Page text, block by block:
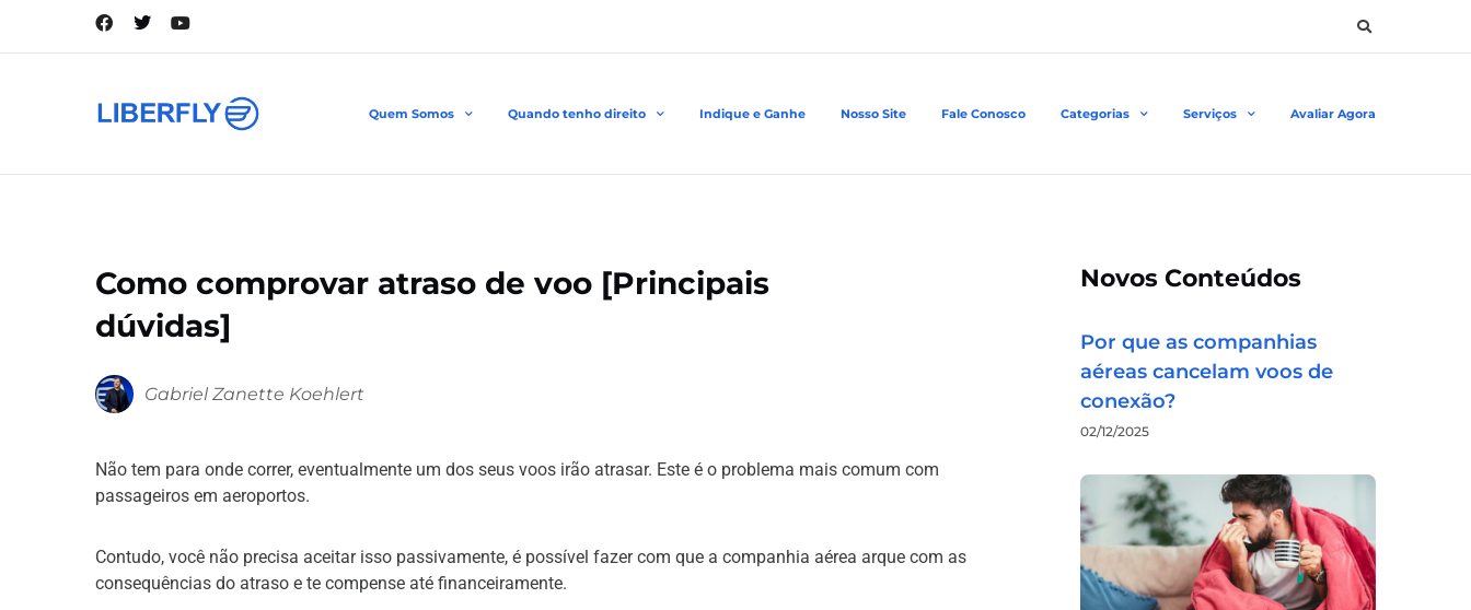
Quem Somos Quando tenho direito Indique e Ganhe Nosso Site Fale Conosco Categorias Serviços Avaliar Agora
Como comprovar atraso de voo [Principais
dúvidas]
Gabriel Zanette Koehlert
Não tem para onde correr, eventualmente um dos seus voos irão atrasar. Este é o problema mais comum com
passageiros em aeroportos.
Contudo, você não precisa aceitar isso passivamente, é possível fazer com que a companhia aérea arque com as
consequências do atraso e te compense até financeiramente.
Novos Conteúdos
Por que as companhias
aéreas cancelam voos de
conexão?
02/12/2025